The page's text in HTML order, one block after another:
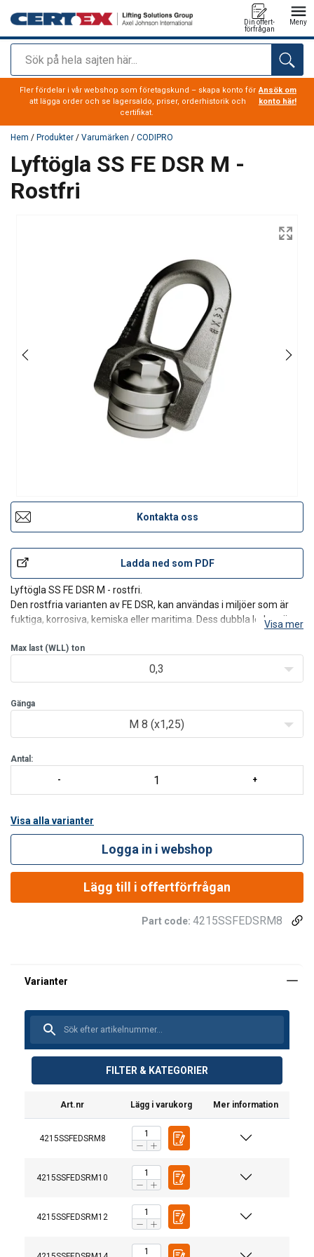
Sök
Din offert-
förfrågan
Meny
tillagd i varukorg
Fler fördelar i vår webshop som företagskund – skapa konto för
att lägga order och se lagersaldo, priser, orderhistorik och
certifikat.
Ansök om
konto här!
Hem / Produkter / Varumärken / CODIPRO
Lyftögla SS FE DSR M -
Rostfri
Kontakta oss
Ladda ned som PDF
Lyftögla SS FE DSR M - rostfri.
Den rostfria varianten av FE DSR, kan användas i miljöer som är
fuktiga, korrosiva, kemiska eller maritima. Dess dubbla leder gör
Funktioner:
Roterbar under belastning.
Visa mer
Max last (WLL) ton
0,3
Gänga
M 8 (x1,25)
Antal:
Visa alla varianter
Logga in i webshop
Lägg till i offertförfrågan
Part code: 4215SSFEDSRM8
FILTER & KATEGORIER
Art.nr Lägg i varukorg Mer information
4215SSFEDSRM8
4215SSFEDSRM10
4215SSFEDSRM12